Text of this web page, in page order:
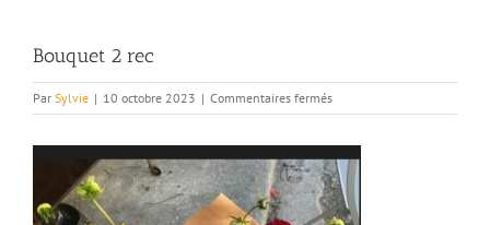
Bouquet 2 rec
Par Sylvie | 10 octobre 2023 | Commentaires ferméssur
Bouquet
rec